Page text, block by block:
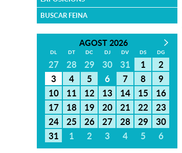
BUSCAR FEINA
AGOST 2026
DL DT DC DJ DV DS DG
27 28 29 30 31 1
2
3
4 5 6 7 8
9
10
11 12 13 14 15
16
17
18 19 20 21 22
23
24
25 26 27 28 29
30
31
1 2 3 4 5 6